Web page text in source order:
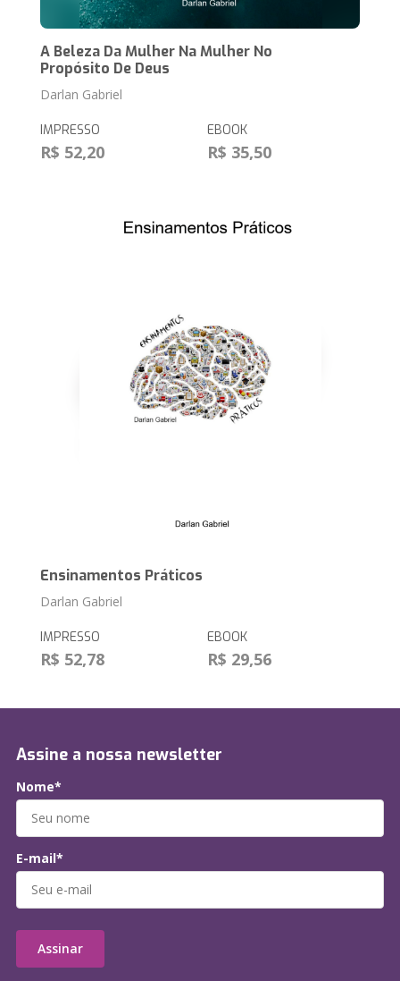
A Beleza Da Mulher Na Mulher No
Propósito De Deus
Darlan Gabriel
IMPRESSO
R$ 52,20
EBOOK
R$ 35,50
Ensinamentos Práticos
Darlan Gabriel
IMPRESSO
R$ 52,78
EBOOK
R$ 29,56
Assine a nossa newsletter
Nome*
E-mail*
Assinar